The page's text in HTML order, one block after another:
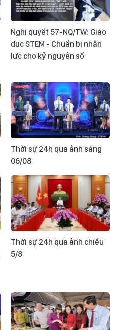
Nghị quyết 57-NQ/TW: Giáo
dục STEM - Chuẩn bị nhân
lực cho kỷ nguyên số
Thời sự 24h qua ảnh sáng
06/08
Thời sự 24h qua ảnh chiều
5/8